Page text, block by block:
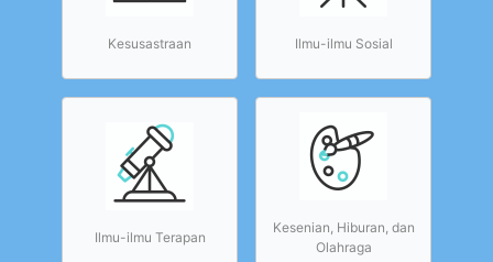
Kesusastraan Ilmu-ilmu Sosial
Ilmu-ilmu Terapan
Kesenian, Hiburan, dan
Olahraga